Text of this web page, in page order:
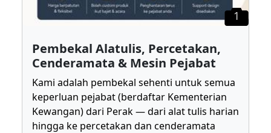
1
Pembekal Alatulis, Percetakan,
Cenderamata & Mesin Pejabat
Kami adalah pembekal sehenti untuk semua
keperluan pejabat (berdaftar Kementerian
Kewangan) dari Perak — dari alat tulis harian
hingga ke percetakan dan cenderamata